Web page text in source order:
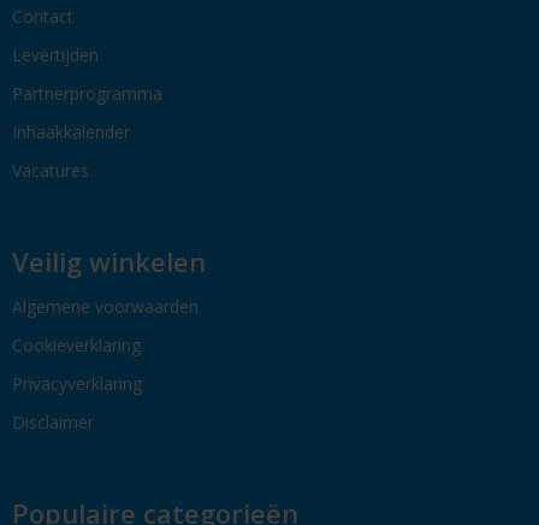
Contact
Levertijden
Partnerprogramma
Inhaakkalender
Vacatures
Veilig winkelen
Algemene voorwaarden
Cookieverklaring
Privacyverklaring
Disclaimer
Populaire categorieën